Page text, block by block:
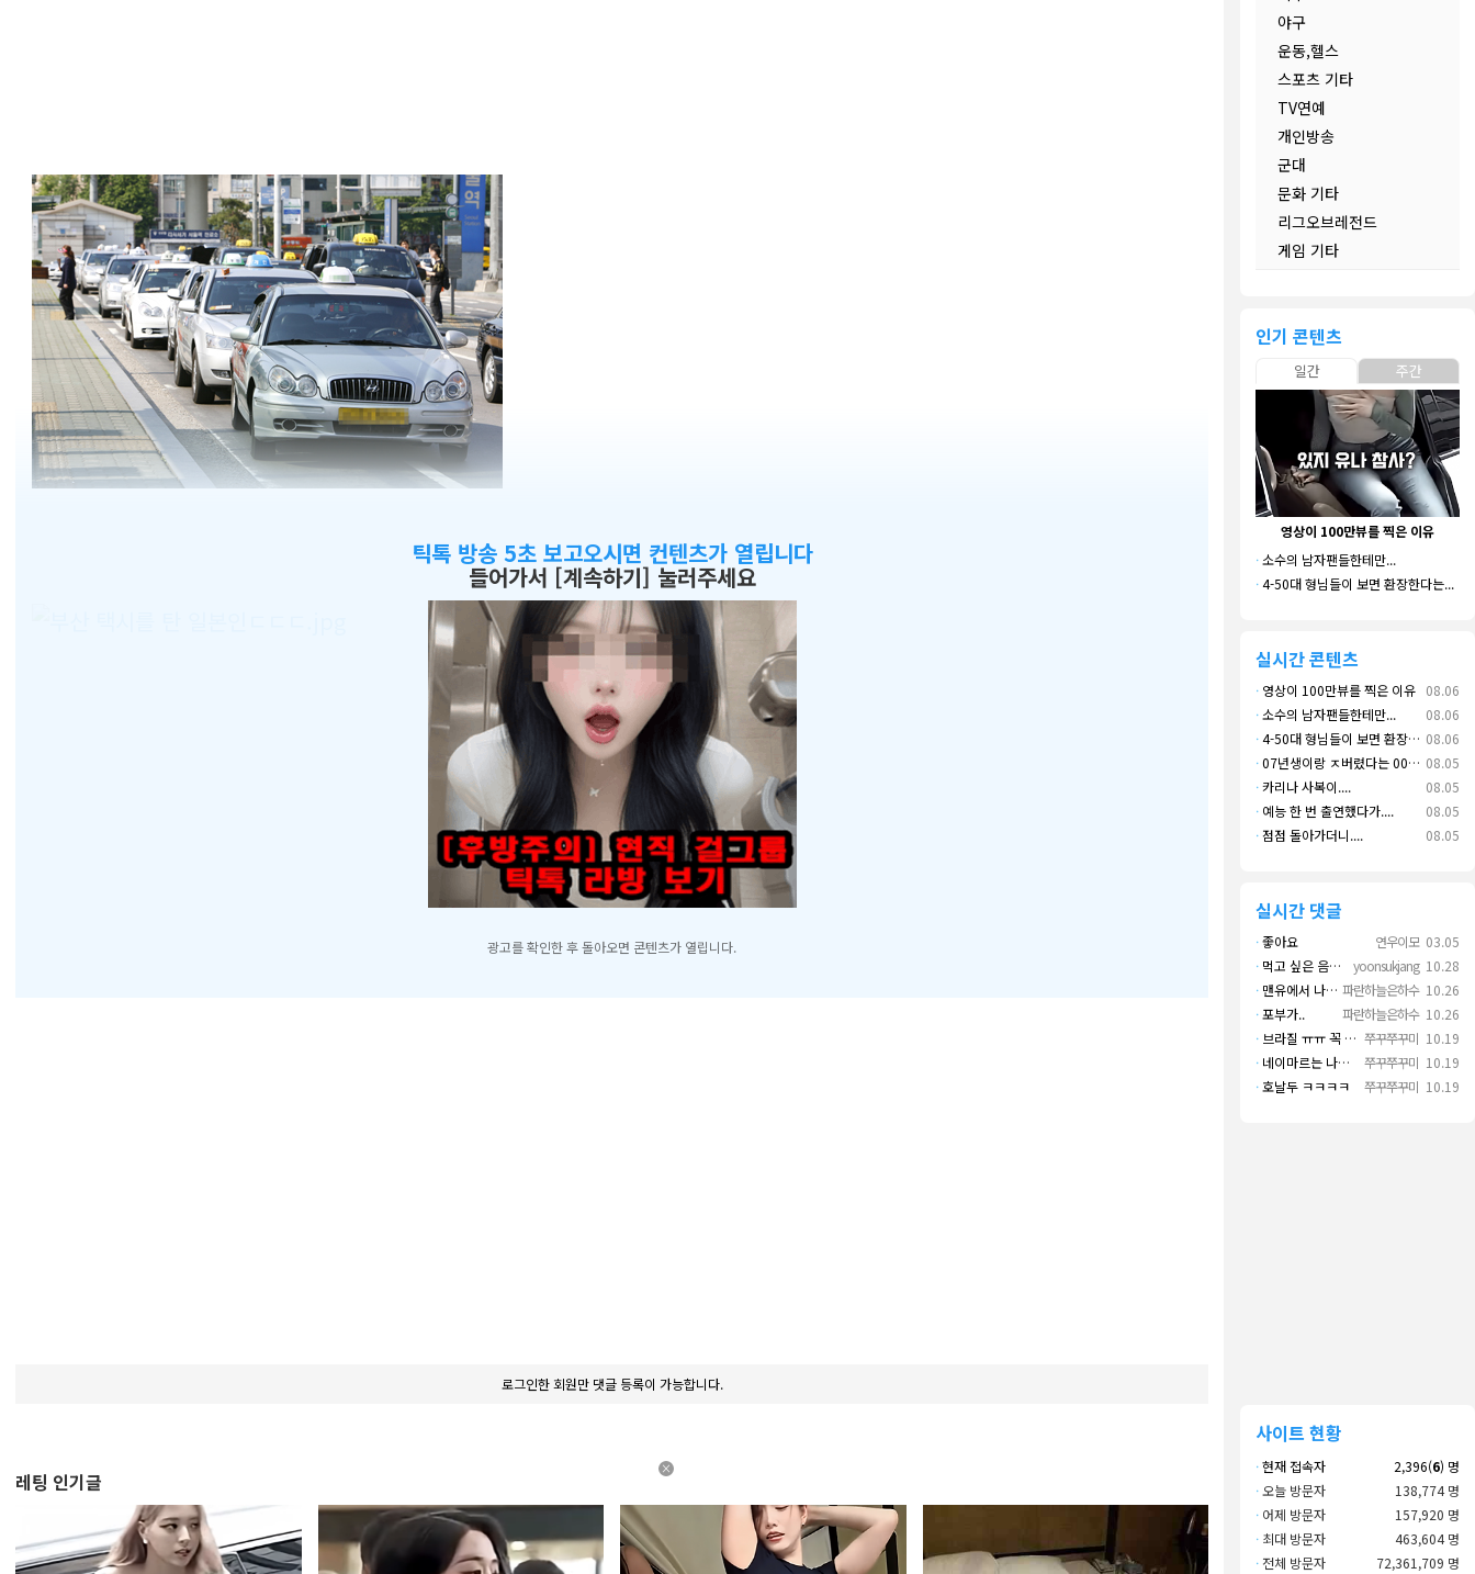
×
틱톡 방송 5초 보고오시면 컨텐츠가 열립니다
들어가서 [계속하기] 눌러주세요
광고를 확인한 후 돌아오면 콘텐츠가 열립니다.
로그인한 회원만 댓글 등록이 가능합니다.
레팅 인기글
야구
운동,헬스
스포츠 기타
TV연예
개인방송
군대
문화 기타
리그오브레전드
게임 기타
인기 콘텐츠
일간 주간
영상이 100만뷰를 찍은 이유
·소수의 남자팬들한테만...
·4-50대 형님들이 보면 환장한다는...
실시간 콘텐츠
08.06
· 영상이 100만뷰를 찍은 이유
08.06
·소수의 남자팬들한테만...
08.06
·4-50대 형님들이 보면 환장한다는...
08.05
·07년생이랑 ㅈ버렸다는 00년생 할미
08.05
·카리나 사복이....
08.05
· 예능 한 번 출연했다가....
08.05
·점점 돌아가더니....
실시간 댓글
연우이모 03.05
·좋아요
yoonsukjang 10.28
· 먹고 싶은 음식 실컷 먹고 그 영상으로 떼 돈도 버네 ㄷㄷ. 하고 싶은 것만 하고 부자되네.
파란하늘은하수 10.26
· 맨유에서 나왔으면 좋겠다
파란하늘은하수 10.26
·포부가..
쭈꾸쭈꾸미 10.19
· 브라질 ㅠㅠ 꼭 나오길..
쭈꾸쭈꾸미 10.19
· 네이마르는 나가면 음바페만 좋겠네
쭈꾸쭈꾸미 10.19
·호날두 ㅋㅋㅋㅋ
사이트 현황
·현재 접속자 2,396(6) 명
·오늘 방문자
138,774 명
· 어제 방문자
157,920 명
· 최대 방문자
463,604 명
· 전체 방문자
72,361,709 명